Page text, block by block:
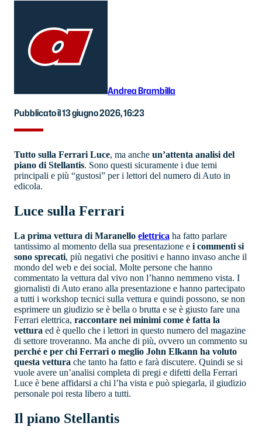
Andrea Brambilla
Pubblicato il 13 giugno 2026, 16:23
Tutto sulla Ferrari Luce, ma anche un’attenta analisi del
piano di Stellantis. Sono questi sicuramente i due temi
principali e più “gustosi” per i lettori del numero di Auto in
edicola.
Luce sulla Ferrari
La prima vettura di Maranello elettrica ha fatto parlare
tantissimo al momento della sua presentazione e i commenti si
sono sprecati, più negativi che positivi e hanno invaso anche il
mondo del web e dei social. Molte persone che hanno
commentato la vettura dal vivo non l’hanno nemmeno vista. I
giornalisti di Auto erano alla presentazione e hanno partecipato
a tutti i workshop tecnici sulla vettura e quindi possono, se non
esprimere un giudizio se è bella o brutta e se è giusto fare una
Ferrari elettrica, raccontare nei minimi come è fatta la
vettura ed è quello che i lettori in questo numero del magazine
di settore troveranno. Ma anche di più, ovvero un commento su
perché e per chi Ferrari o meglio John Elkann ha voluto
questa vettura che tanto ha fatto e farà discutere. Quindi se si
vuole avere un’analisi completa di pregi e difetti della Ferrari
Luce è bene affidarsi a chi l’ha vista e può spiegarla, il giudizio
personale poi resta libero a tutti.
Il piano Stellantis